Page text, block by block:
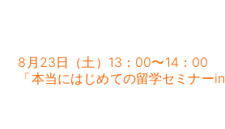
8月23日（土）13：00〜14：00
「本当にはじめての留学セミナーin